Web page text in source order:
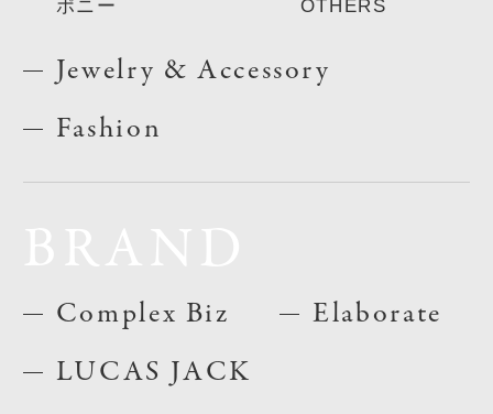
ポニー OTHERS
Jewelry & Accessory
Fashion
Complex Biz
LUCAS JACK
Elaborate